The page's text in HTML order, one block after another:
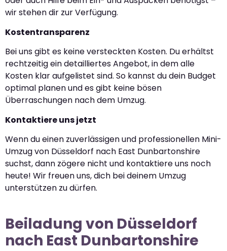
wir stehen dir zur Verfügung.
Kostentransparenz
Bei uns gibt es keine versteckten Kosten. Du erhältst
rechtzeitig ein detailliertes Angebot, in dem alle
Kosten klar aufgelistet sind. So kannst du dein Budget
optimal planen und es gibt keine bösen
Überraschungen nach dem Umzug.
Kontaktiere uns jetzt
Wenn du einen zuverlässigen und professionellen Mini-
Umzug von Düsseldorf nach East Dunbartonshire
suchst, dann zögere nicht und kontaktiere uns noch
heute! Wir freuen uns, dich bei deinem Umzug
unterstützen zu dürfen.
Beiladung von Düsseldorf
nach East Dunbartonshire